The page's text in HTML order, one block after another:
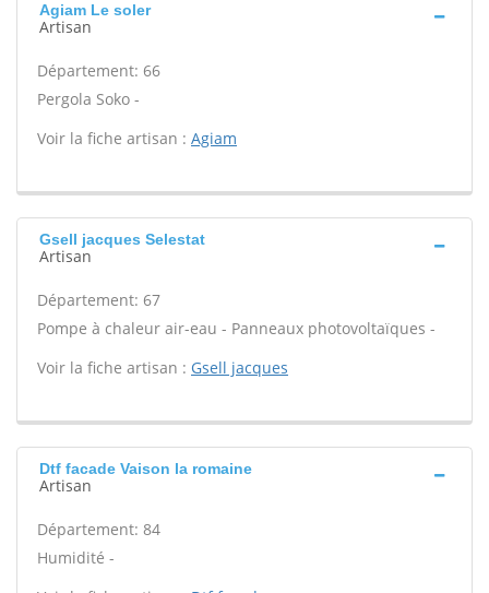
Agiam Le soler
Artisan
Département: 66
Pergola Soko -
Voir la fiche artisan : Agiam
Gsell jacques Selestat
Artisan
Département: 67
Pompe à chaleur air-eau - Panneaux photovoltaïques -
Voir la fiche artisan : Gsell jacques
Dtf facade Vaison la romaine
Artisan
Département: 84
Humidité -